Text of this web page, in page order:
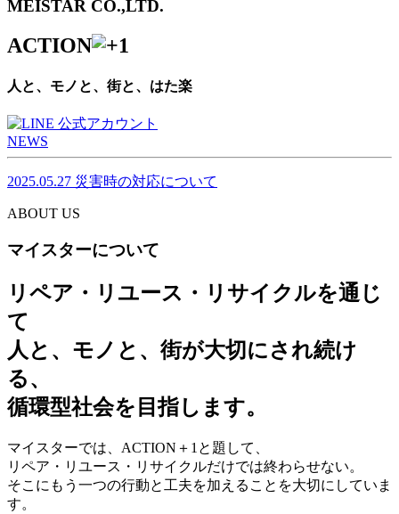
MEISTAR CO.,LTD.
ACTION
人と、モノと、街と、はた楽
NEWS
2025.05.27 災害時の対応について
ABOUT US
マイスターについて
リペア・リユース・リサイクルを通じ
て
人と、モノと、街が大切にされ続け
る、
循環型社会を目指します。
マイスターでは、ACTION＋1と題して、
リペア・リユース・リサイクルだけでは終わらせない。
そこにもう一つの行動と工夫を加えることを大切にしていま
す。